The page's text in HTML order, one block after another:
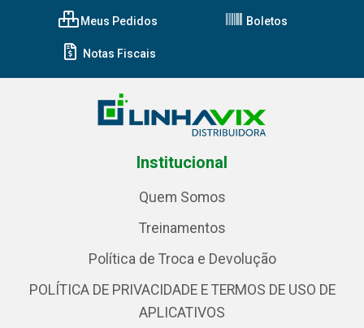
Meus Pedidos Boletos
Notas Fiscais
Institucional
Quem Somos
Treinamentos
Política de Troca e Devolução
POLÍTICA DE PRIVACIDADE E TERMOS DE USO DE
APLICATIVOS